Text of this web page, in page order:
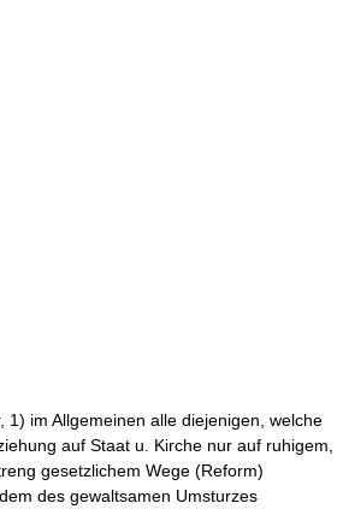
im Allgemeinen alle diejenigen, welche
auf Staat u. Kirche nur auf ruhigem,
gesetzlichem Wege (Reform)
des gewaltsamen Umsturzes